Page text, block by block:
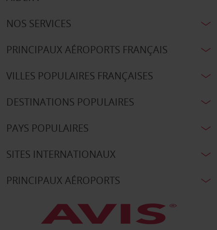
NOS SERVICES
PRINCIPAUX AÉROPORTS FRANÇAIS
VILLES POPULAIRES FRANÇAISES
DESTINATIONS POPULAIRES
PAYS POPULAIRES
SITES INTERNATIONAUX
PRINCIPAUX AÉROPORTS